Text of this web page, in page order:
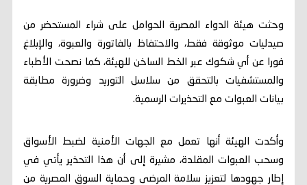
وحثت هيئة الدواء المصرية الحوامل على شراء المستحضر من
صيدليات موثوقة فقط، والاحتفاظ بالفاتورة والعبوة، والإبلاغ
فورا عن أي شكوك عبر الخط الساخن للهيئة، كما نصحت الأطباء
والمستشفيات بالتحقق من سلاسل التوريد وضرورة مطابقة
بيانات العبوات مع التحذيرات الرسمية.
وأكدت الهيئة أنها تعمل مع الجهات الأمنية لضبط الأسواق
وسحب العبوات المقلدة، مشيرة إلى أن هذا التحذير يأتي في
إطار جهودها لتعزيز سلامة المرضى وحماية السوق المصرية من